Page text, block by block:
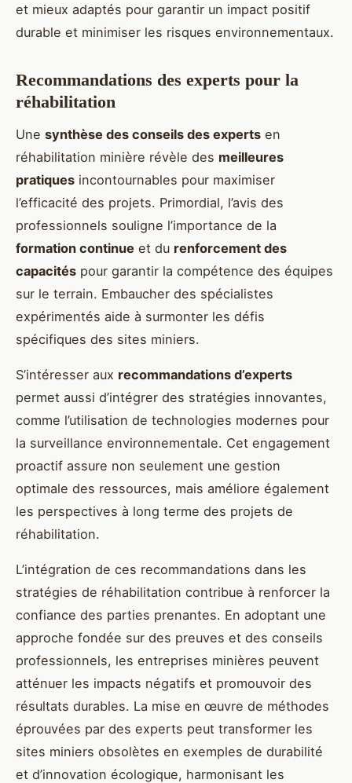
et mieux adaptés pour garantir un impact positif
durable et minimiser les risques environnementaux.
Recommandations des experts pour la
réhabilitation
Une synthèse des conseils des experts en
réhabilitation minière révèle des meilleures
pratiques incontournables pour maximiser
l’efficacité des projets. Primordial, l’avis des
professionnels souligne l’importance de la
formation continue et du renforcement des
capacités pour garantir la compétence des équipes
sur le terrain. Embaucher des spécialistes
expérimentés aide à surmonter les défis
spécifiques des sites miniers.
S’intéresser aux recommandations d’experts
permet aussi d’intégrer des stratégies innovantes,
comme l’utilisation de technologies modernes pour
la surveillance environnementale. Cet engagement
proactif assure non seulement une gestion
optimale des ressources, mais améliore également
les perspectives à long terme des projets de
réhabilitation.
L’intégration de ces recommandations dans les
stratégies de réhabilitation contribue à renforcer la
confiance des parties prenantes. En adoptant une
approche fondée sur des preuves et des conseils
professionnels, les entreprises minières peuvent
atténuer les impacts négatifs et promouvoir des
résultats durables. La mise en œuvre de méthodes
éprouvées par des experts peut transformer les
sites miniers obsolètes en exemples de durabilité
et d’innovation écologique, harmonisant les